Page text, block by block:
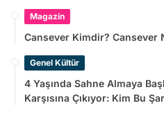
Magazin
Cansever Kimdir? Cansever
Genel Kültür
4 Yaşında Sahne Almaya
Karşısına Çıkıyor: Kim Bu